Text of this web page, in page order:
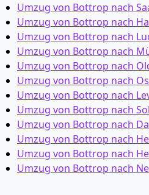
Umzug von Bottrop nach
Umzug von Bottrop nach
Umzug von Bottrop nach
Umzug von Bottrop nach
Umzug von Bottrop nach
Umzug von Bottrop nach
Umzug von Bottrop nach
Umzug von Bottrop nach
Umzug von Bottrop nach
Umzug von Bottrop nach
Umzug von Bottrop nach
Umzug von Bottrop nach